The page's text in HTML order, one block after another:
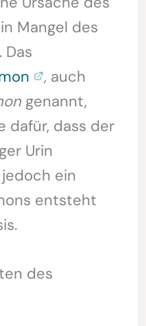
Mangel des
, auch
genannt,
dafür, dass der
Urin
ein
entsteht
des